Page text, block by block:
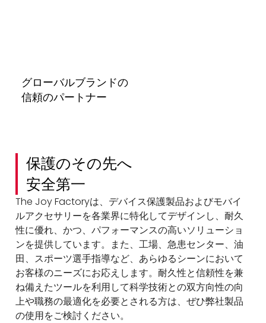
グローバルブランドの
信頼のパートナー
保護のその先へ
安全第一
The Joy Factoryは、デバイス保護製品およびモバイ
ルアクセサリーを各業界に特化してデザインし、耐久
性に優れ、かつ、パフォーマンスの高いソリューショ
ンを提供しています。また、工場、急患センター、油
田、スポーツ選手指導など、あらゆるシーンにおいて
お客様のニーズにお応えします。耐久性と信頼性を兼
ね備えたツールを利用して科学技術との双方向性の向
上や職務の最適化を必要とされる方は、ぜひ弊社製品
の使用をご検討ください。